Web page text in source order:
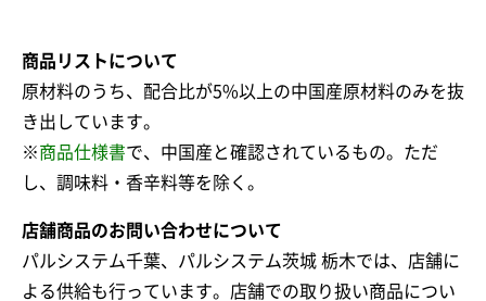
商品リストについて
原材料のうち、配合比が5%以上の中国産原材料のみを抜
き出しています。
※商品仕様書で、中国産と確認されているもの。ただ
し、調味料・香辛料等を除く。
店舗商品のお問い合わせについて
パルシステム千葉、パルシステム茨城 栃木では、店舗に
よる供給も行っています。店舗での取り扱い商品につい